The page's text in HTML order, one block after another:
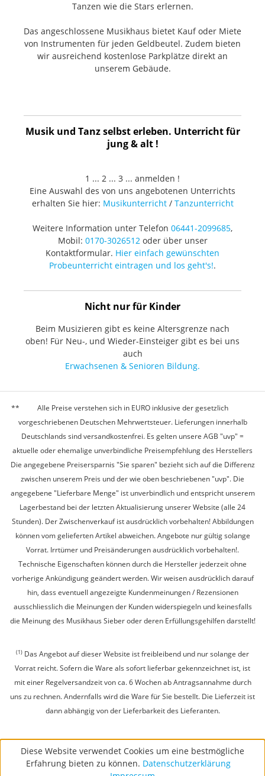
Tanzen wie die Stars erlernen.
Das angeschlossene Musikhaus bietet Kauf oder Miete
von Instrumenten für jeden Geldbeutel. Zudem bieten
wir ausreichend kostenlose Parkplätze direkt an
unserem Gebäude.
Musik und Tanz selbst erleben. Unterricht für
jung & alt !
1 ... 2 ... 3 ... anmelden !
Eine Auswahl des von uns angebotenen Unterrichts
erhalten Sie hier: Musikunterricht/ Tanzunterricht
Weitere Information unter Telefon 06441-2099685,
Mobil: 0170-3026512oder über unser
Kontaktformular. Hier einfach gewünschten
Probeunterricht eintragen und los geht's!.
Nicht nur für Kinder
Beim Musizieren gibt es keine Altersgrenze nach
oben! Für Neu-, und Wieder-Einsteiger gibt es bei uns
auch
Erwachsenen & Senioren Bildung.
Alle Preise verstehen sich in EURO inklusive der gesetzlich
vorgeschriebenen Deutschen Mehrwertsteuer. Lieferungen innerhalb
Deutschlands sind versandkostenfrei. Es gelten unsere AGB "uvp" =
aktuelle oder ehemalige unverbindliche Preisempfehlung des Herstellers
Die angegebene Preisersparnis "Sie sparen" bezieht sich auf die Differenz
zwischen unserem Preis und der wie oben beschriebenen "uvp". Die
angegebene "Lieferbare Menge" ist unverbindlich und entspricht unserem
Lagerbestand bei der letzten Aktualisierung unserer Website (alle 24
Stunden). Der Zwischenverkauf ist ausdrücklich vorbehalten! Abbildungen
können vom gelieferten Artikel abweichen. Angebote nur gültig solange
Vorrat. Irrtümer und Preisänderungen ausdrücklich vorbehalten!.
Technische Eigenschaften können durch die Hersteller jederzeit ohne
vorherige Ankündigung geändert werden. Wir weisen ausdrücklich darauf
hin, dass eventuell angezeigte Kundenmeinungen / Rezensionen
ausschliesslich die Meinungen der Kunden widerspiegeln und keinesfalls
die Meinung des Musikhaus Sieber oder deren Erfüllungsgehilfen darstellt!
(1) Das Angebot auf dieser Website ist freibleibend und nur solange der
Vorrat reicht. Sofern die Ware als sofort lieferbar gekennzeichnet ist, ist
mit einer Regelversandzeit von ca. 6 Wochen ab Antragsannahme durch
uns zu rechnen. Andernfalls wird die Ware für Sie bestellt. Die Lieferzeit ist
dann abhängig von der Lieferbarkeit des Lieferanten.
Diese Website verwendet Cookies um eine bestmögliche
Erfahrung bieten zu können. Datenschutzerklärung